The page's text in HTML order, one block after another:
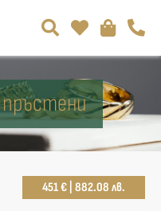
451 € | 882.08 лв.